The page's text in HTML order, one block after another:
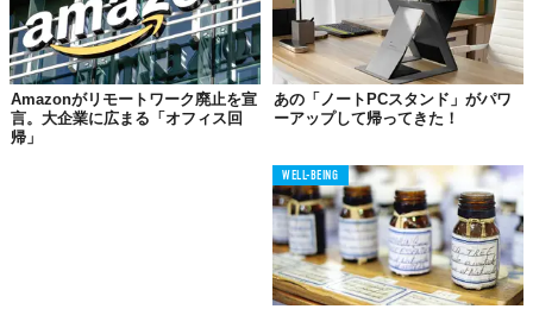
Amazonがリモートワーク廃止を宣
言。大企業に広まる「オフィス回
帰」
あの「ノートPCスタンド」がパワ
ーアップして帰ってきた！
WELL-BEING